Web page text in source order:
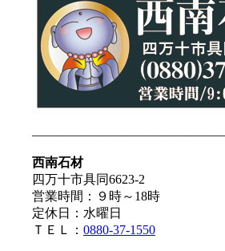
西南石材
四万十市具同6623-2
営業時間：９時～18時
定休日：水曜日
ＴＥＬ： 0880-37-1550